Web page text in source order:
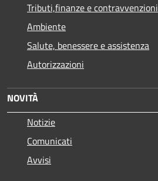
Tributi,finanze e contravvenzioni
Ambiente
Salute, benessere e assistenza
Autorizzazioni
NOVITÀ
Notizie
Comunicati
Avvisi